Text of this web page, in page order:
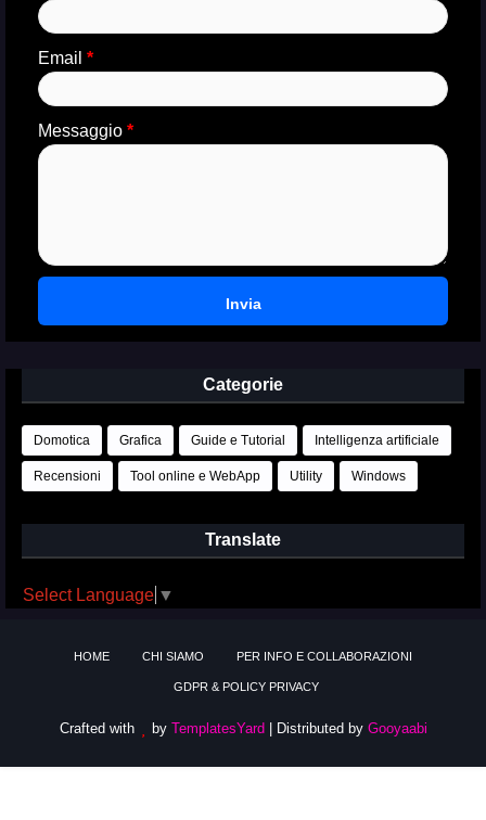
Email *
Messaggio *
Categorie
Domotica Grafica Guide e Tutorial Intelligenza artificiale
Recensioni Tool online e WebApp Utility Windows
Translate
Select Language ▼
HOME CHI SIAMO PER INFO E COLLABORAZIONI
GDPR & POLICY PRIVACY
Crafted with by TemplatesYard | Distributed by Gooyaabi